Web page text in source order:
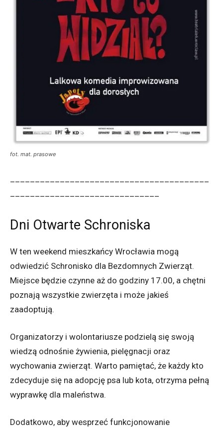
fot. mat. prasowe
Dni Otwarte Schroniska
W ten weekend mieszkańcy Wrocławia mogą
odwiedzić Schronisko dla Bezdomnych Zwierząt.
Miejsce będzie czynne aż do godziny 17.00, a chętni
poznają wszystkie zwierzęta i może jakieś
zaadoptują.
Organizatorzy i wolontariusze podzielą się swoją
wiedzą odnośnie żywienia, pielęgnacji oraz
wychowania zwierząt. Warto pamiętać, że każdy kto
zdecyduje się na adopcję psa lub kota, otrzyma pełną
wyprawkę dla maleństwa.
Dodatkowo, aby wesprzeć funkcjonowanie